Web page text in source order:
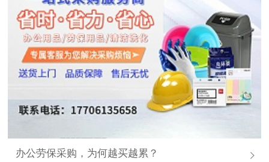
办公劳保采购，为何越买越累？